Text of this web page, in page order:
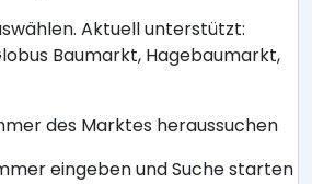
Aktuell unterstützt:
Baumarkt, Hagebaumarkt,
des Marktes heraussuchen
eingeben und Suche starten